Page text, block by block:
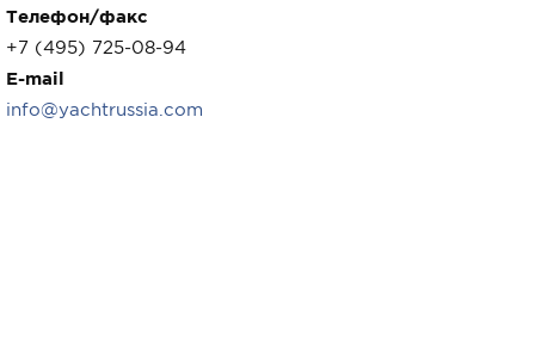
Телефон/факс
+7 (495) 725-08-94
E-mail
info@yachtrussia.com